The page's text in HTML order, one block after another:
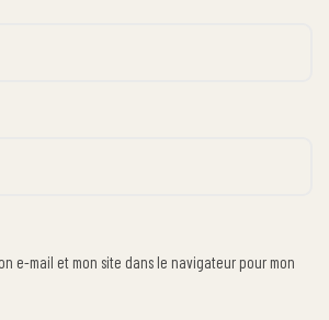
e-mail et mon site dans le navigateur pour mon